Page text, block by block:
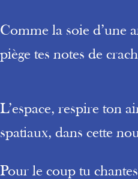
Comme la soie d’une
piège tes notes de
L’espace, respire ton
spatiaux, dans cette
Pour le coup tu